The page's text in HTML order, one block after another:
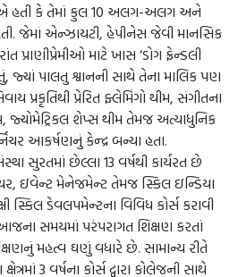
એ હતી કે તેમાં કુલ 10 અલગ-અલગ અને
જેમાં એન્ઝાયટી, હેપીનેસ જેવી માનસિક
પ્રાણીપ્રેમીઓ માટે ખાસ ‘ડોગ ફ્રેન્ડલી
જ્યાં પાલતુ શ્વાનની સાથે તેના માલિક પણ
પ્રેરિત ફ્લેમિંગો થીમ, સંગીતના
જ્યોમેટ્રિકલ શેપ્સ થીમ તેમજ અત્યાધુનિક
આકર્ષણનું કેન્દ્ર બન્યા હતા.
સુરતમાં છેલ્લા 13 વર્ષથી કાર્યરત છે
ઇવેન્ટ મેનેજમેન્ટ તેમજ સ્કિલ ઇન્ડિયા
સ્કિલ ડેવલપમેન્ટના વિવિધ કોર્સ કરાવી
સમયમાં પરંપરાગત શિક્ષણ કરતાં
મહત્વ ઘણું વધારે છે. સામાન્ય રીતે
3 વર્ષના કોર્સ દ્વારા કોલેજની સાથે